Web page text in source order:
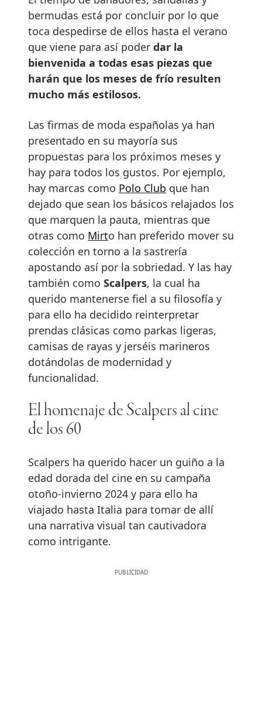
bermudas está por concluir por lo que
toca despedirse de ellos hasta el verano
que viene para así poder dar la
bienvenida a todas esas piezas que
harán que los meses de frío resulten
mucho más estilosos.
Las firmas de moda españolas ya han
presentado en su mayoría sus
propuestas para los próximos meses y
hay para todos los gustos. Por ejemplo,
hay marcas como Polo Club que han
dejado que sean los básicos relajados los
que marquen la pauta, mientras que
otras como Mirto han preferido mover su
colección en torno a la sastrería
apostando así por la sobriedad. Y las hay
también como Scalpers, la cual ha
querido mantenerse fiel a su filosofía y
para ello ha decidido reinterpretar
prendas clásicas como parkas ligeras,
camisas de rayas y jerséis marineros
dotándolas de modernidad y
funcionalidad.
El homenaje de Scalpers al cine
de los 60
Scalpers ha querido hacer un guiño a la
edad dorada del cine en su campaña
otoño-invierno 2024 y para ello ha
viajado hasta Italia para tomar de allí
una narrativa visual tan cautivadora
como intrigante.